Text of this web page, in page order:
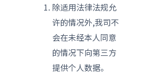
除适用法律法规允
许的情况外,我司不
会在未经本人同意
的情况下向第三方
提供个人数据。